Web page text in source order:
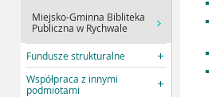
Miejsko-Gminna Bibliteka
Publiczna w Rychwale
Fundusze strukturalne
Współpraca z innymi
podmiotami